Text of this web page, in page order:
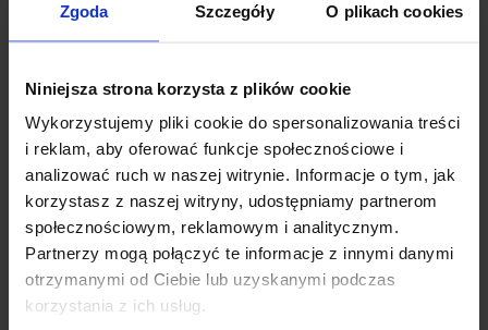
Zgoda Szczegóły O plikach cookies
Niniejsza strona korzysta z plików cookie
Wykorzystujemy pliki cookie do spersonalizowania treści
i reklam, aby oferować funkcje społecznościowe i
analizować ruch w naszej witrynie. Informacje o tym, jak
korzystasz z naszej witryny, udostępniamy partnerom
społecznościowym, reklamowym i analitycznym.
Partnerzy mogą połączyć te informacje z innymi danymi
otrzymanymi od Ciebie lub uzyskanymi podczas
korzystania z ich usług.
Nazwa
E-mail*
Zapamiętaj moje dane w tej
przeglądarce podczas pisania
kolejnych komentarzy.